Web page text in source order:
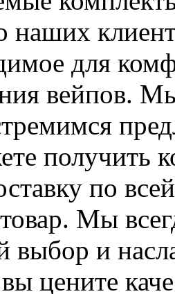
наших
для
вейпов.
получить
по
Мы
выбор и
цените